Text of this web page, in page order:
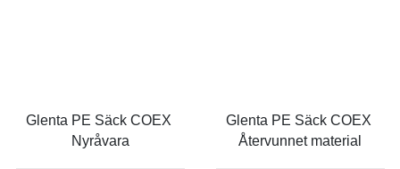
Glenta PE Säck COEX
Nyråvara
Glenta PE Säck COEX
Återvunnet material